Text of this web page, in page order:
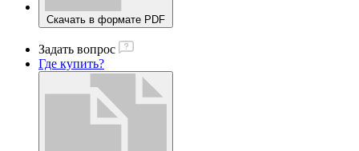
Скачать в формате PDF
Задать вопрос
Где купить?